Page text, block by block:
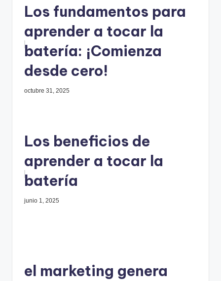
Los fundamentos para
aprender a tocar la
batería: ¡Comienza
desde cero!
octubre 31, 2025
Los beneficios de
aprender a tocar la
batería
junio 1, 2025
el marketing genera